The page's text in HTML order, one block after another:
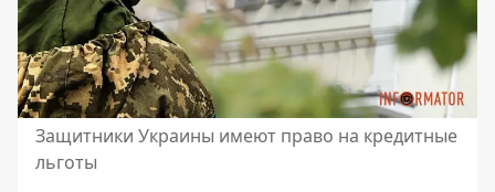
Защитники Украины имеют право на кредитные
льготы